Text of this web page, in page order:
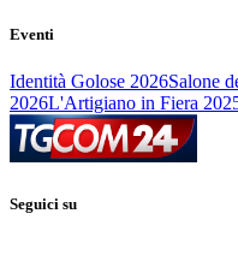
Eventi
Identità Golose 2026Salone
2026L'Artigiano in Fiera
Seguici su